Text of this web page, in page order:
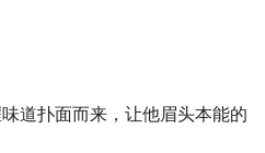
道扑面而来，让他眉头本能的